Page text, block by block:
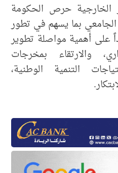
الخارجية حرص الحكومة
الجامعي بما يسهم في تطور
على أهمية مواصلة تطوير
والارتقاء بمخرجات
التنمية الوطنية،